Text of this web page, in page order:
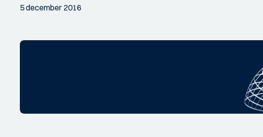
5 december 2016